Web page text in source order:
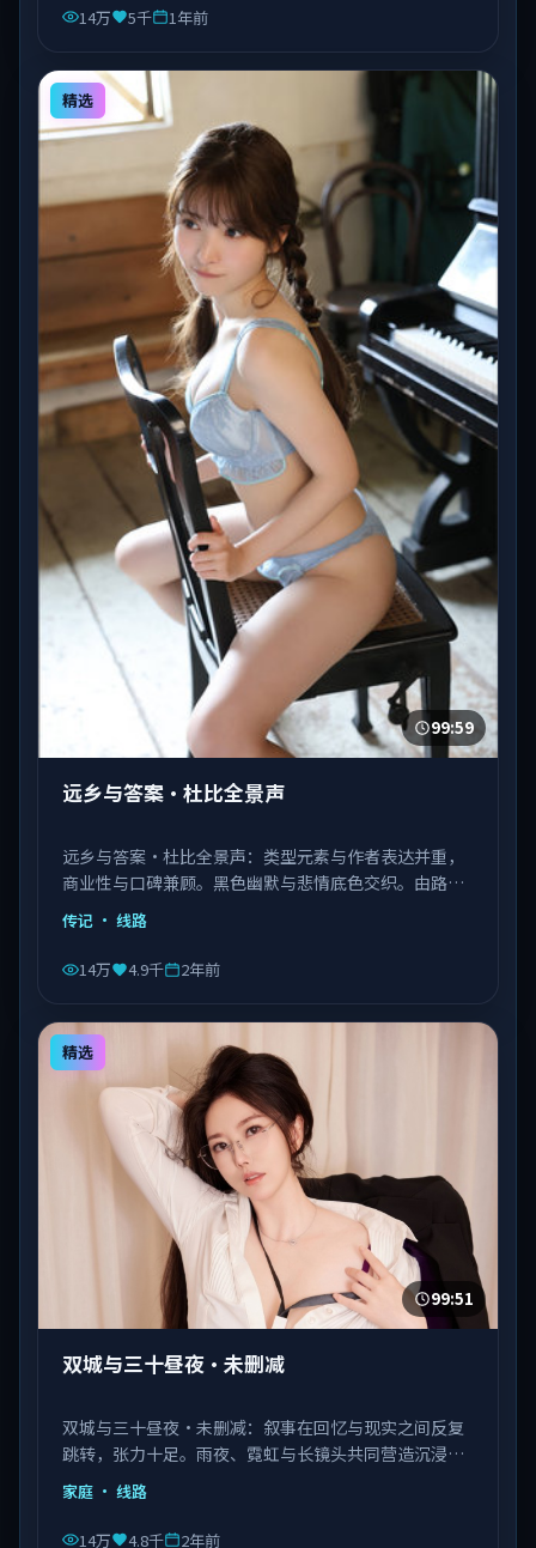
14万 5千 1年前
精选
99:59
远乡与答案·杜比全景声
远乡与答案·杜比全景声：类型元素与作者表达并重，
商业性与口碑兼顾。黑色幽默与悲情底色交织。由路阳
执导，张译、肖战、杨紫琼等主演，中国香港出品，类
型为传记。
传记 · 线路
14万 4.9千 2年前
精选
99:51
双城与三十昼夜·未删减
双城与三十昼夜·未删减：叙事在回忆与现实之间反复
跳转，张力十足。雨夜、霓虹与长镜头共同营造沉浸氛
围。由陈凯歌执导，佟丽娅、马丽、瑛太等主演，韩国
出品，类型为家庭。
家庭 · 线路
14万 4.8千 2年前